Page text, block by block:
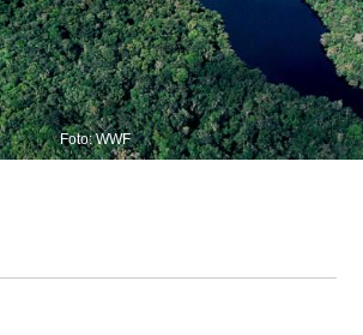
Foto: WWF